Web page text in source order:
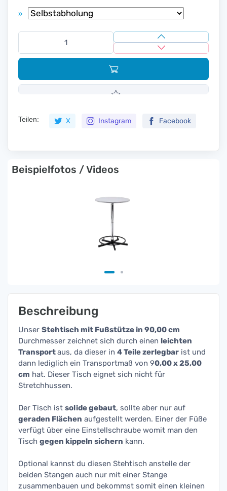
»
Teilen: X Instagram Facebook
Beispielfotos / Videos
Beschreibung
Unser Stehtisch mit Fußstütze in 90,00 cm
Durchmesser zeichnet sich durch einen leichten
Transportaus, da dieser in 4 Teile zerlegbar ist und
dann lediglich ein Transportmaß von 90,00 x 25,00
cm hat. Dieser Tisch eignet sich nicht für
Stretchhussen.
Der Tisch ist solide gebaut, sollte aber nur auf
geraden Flächen aufgestellt werden. Einer der Füße
verfügt über eine Einstellschraube womit man den
Tisch gegen kippeln sichern kann.
Optional kannst du diesen Stehtisch anstelle der
beiden Stangen auch nur mit einer Stange
zusammenbauen und bekommst somit einen kleinen